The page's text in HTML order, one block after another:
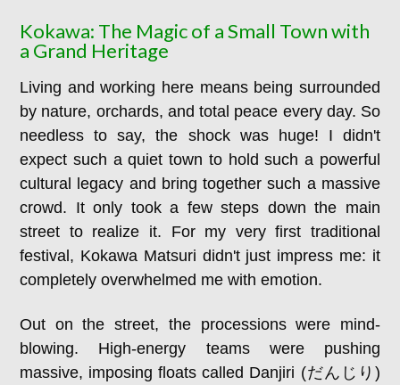
Kokawa: The Magic of a Small Town with
a Grand Heritage
Living and working here means being surrounded
by nature, orchards, and total peace every day. So
needless to say, the shock was huge! I didn't
expect such a quiet town to hold such a powerful
cultural legacy and bring together such a massive
crowd. It only took a few steps down the main
street to realize it. For my very first traditional
festival, Kokawa Matsuri didn't just impress me: it
completely overwhelmed me with emotion.
Out on the street, the processions were mind-
blowing. High-energy teams were pushing
massive, imposing floats called Danjiri (だんじり)